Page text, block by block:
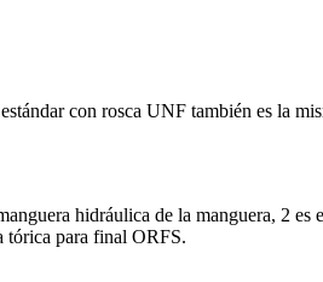
con rosca UNF también es la
hidráulica de la manguera, 2 es
tórica para final ORFS.